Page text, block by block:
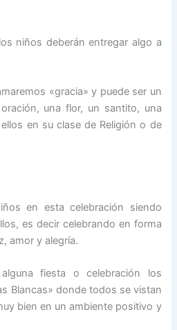
niños deberán entregar algo a
«gracia» y puede ser un
una flor, un santito, una
en su clase de Religión o de
en esta celebración siendo
es decir celebrando en forma
amor y alegría.
fiesta o celebración los
Blancas» donde todos se vistan
bien en un ambiente positivo y